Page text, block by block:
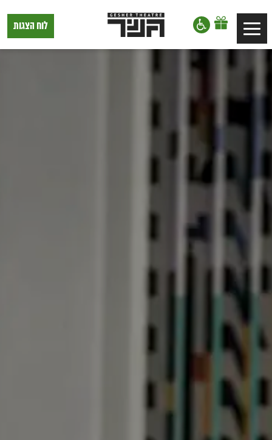
דלג לסרגל הניווט
דלג לתוכן
Toggle
navigation
תיאטרון
גשר,
לוח הצגות